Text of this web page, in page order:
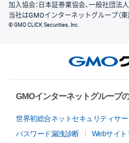
加入協会：日本証券業協会、一般社団法
当社はGMOインターネットグループ（
© GMO CLICK Securities, Inc.
GMOインターネットグループ
世界初総合ネットセキュリティサー
パスワード漏洩診断
Webサイ